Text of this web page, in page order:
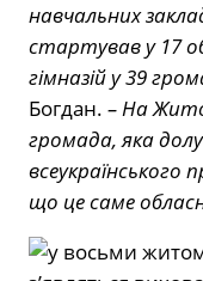
навчальних
стартував у 17
гімназій у 39
Богдан. – На
громада, яка
всеукраїнського
що це саме